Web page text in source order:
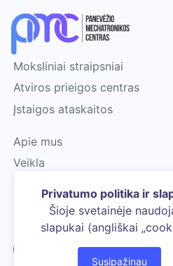
Moksliniai straipsniai
Atviros prieigos centras
Įstaigos ataskaitos
Apie mus
Veikla
Facebook
Privatumo politika ir
Šioje svetainėje
slapukai (angliškai
Susipažinau